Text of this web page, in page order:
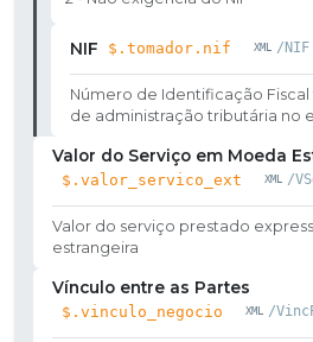
NIF $.tomador.nif /NIF
Número de Identificação
de administração tributária no
Valor do Serviço em Moeda
$.valor_servico_ext /
Valor do serviço prestado
estrangeira
Vínculo entre as Partes
$.vinculo_negocio /